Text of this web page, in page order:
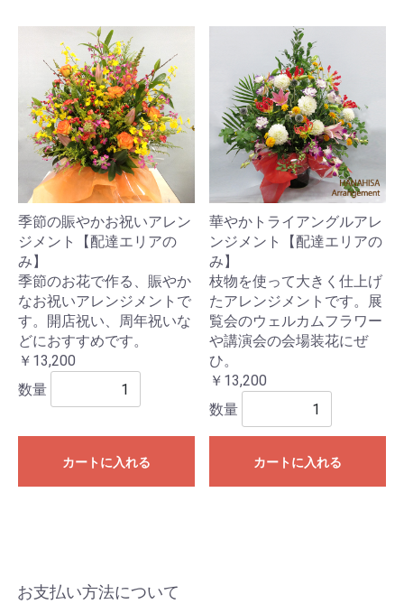
季節の賑やかお祝いアレン
ジメント【配達エリアの
み】
季節のお花で作る、賑やか
なお祝いアレンジメントで
す。開店祝い、周年祝いな
どにおすすめです。
￥13,200
数量
カートに入れる
華やかトライアングルアレ
ンジメント【配達エリアの
み】
枝物を使って大きく仕上げ
たアレンジメントです。展
覧会のウェルカムフラワー
や講演会の会場装花にぜ
ひ。
￥13,200
数量
カートに入れる
お支払い方法について